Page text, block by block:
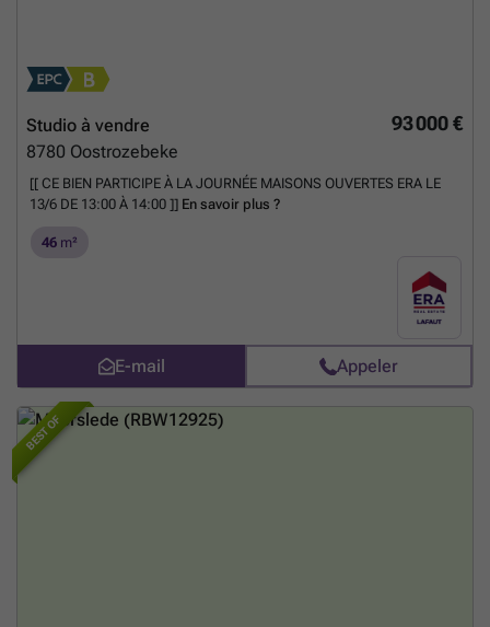
93 000 €
Studio à vendre
8780 Oostrozebeke
[[ CE BIEN PARTICIPE À LA JOURNÉE MAISONS OUVERTES ERA LE
13/6 DE 13:00 À 14:00 ]] En savoir plus ?
46 m²
E-mail Appeler
BEST OF